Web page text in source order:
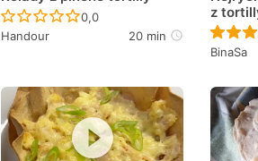
Recept ještě nebyl hodnocen
0,0
Handour
20 min
z
BinaSa